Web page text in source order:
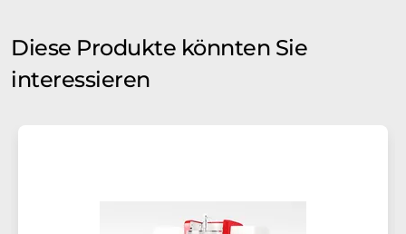
Diese Produkte könnten Sie
interessieren